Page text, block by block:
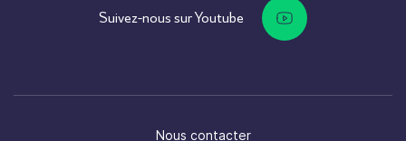
Suivez-nous sur Youtube
Nous contacter